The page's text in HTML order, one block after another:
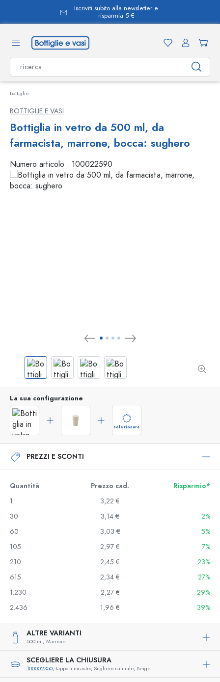
Iscriviti subito alla newsletter e
risparmia 5 €
Bottiglie
BOTTIGLIE E VASI
Bottiglia in vetro da 500 ml, da
farmacista, marrone, bocca: sughero
Numero articolo : 100022590
La sua configurazione
selezionare
PREZZI E SCONTI
Quantità Prezzo cad.
Risparmio*
1
3,22 €
30
3,14 €
2%
60
3,03 €
5%
105
2,97 €
7%
210
2,45 €
23%
615
2,34 €
27%
1.230
2,27 €
29%
2.436
1,96 € 39%
ALTRE VARIANTI
500 ml, Marrone
SCEGLIERE LA CHIUSURA
100002350, Tappo a incastro, Sughero naturale, Beige